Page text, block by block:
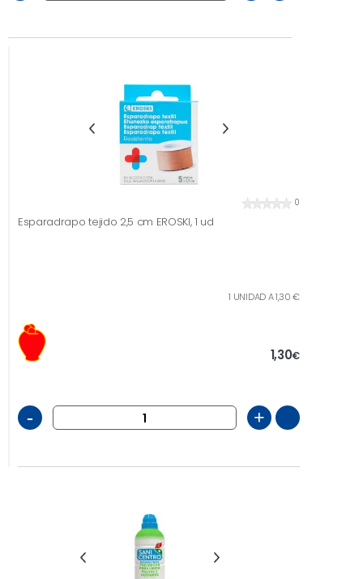
0
Esparadrapo tejido 2,5 cm EROSKI, 1 ud
1 UNIDAD A 1,30 €
1,30€
- +